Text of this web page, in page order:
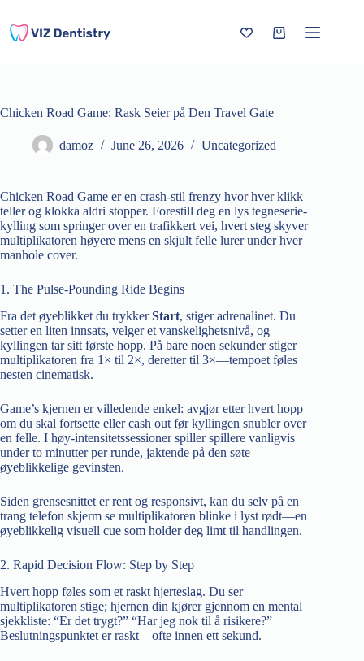
content
Shopping
Chicken Road Game: Rask Seier på Den Travel Gate
damoz June 26, 2026 Uncategorized
Chicken Road Game er en crash‑stil frenzy hvor hver klikk
teller og klokka aldri stopper. Forestill deg en lys tegneserie-
kylling som springer over en trafikkert vei, hvert steg skyver
multiplikatoren høyere mens en skjult felle lurer under hver
manhole cover.
1. The Pulse‑Pounding Ride Begins
Fra det øyeblikket du trykkerStart, stiger adrenalinet. Du
setter en liten innsats, velger et vanskelighetsnivå, og
kyllingen tar sitt første hopp. På bare noen sekunder stiger
multiplikatoren fra 1× til 2×, deretter til 3×—tempoet føles
nesten cinematisk.
Game’s kjernen er villedende enkel: avgjør etter hvert hopp
om du skal fortsette eller cash out før kyllingen snubler over
en felle. I høy‑intensitetssessioner spiller spillere vanligvis
under to minutter per runde, jaktende på den søte
øyeblikkelige gevinsten.
Siden grensesnittet er rent og responsivt, kan du selv på en
trang telefon skjerm se multiplikatoren blinke i lyst rødt—en
øyeblikkelig visuell cue som holder deg limt til handlingen.
2. Rapid Decision Flow: Step by Step
Hvert hopp føles som et raskt hjerteslag. Du ser
multiplikatoren stige; hjernen din kjører gjennom en mental
sjekkliste: “Er det trygt?” “Har jeg nok til å risikere?”
Beslutningspunktet er raskt—ofte innen ett sekund.